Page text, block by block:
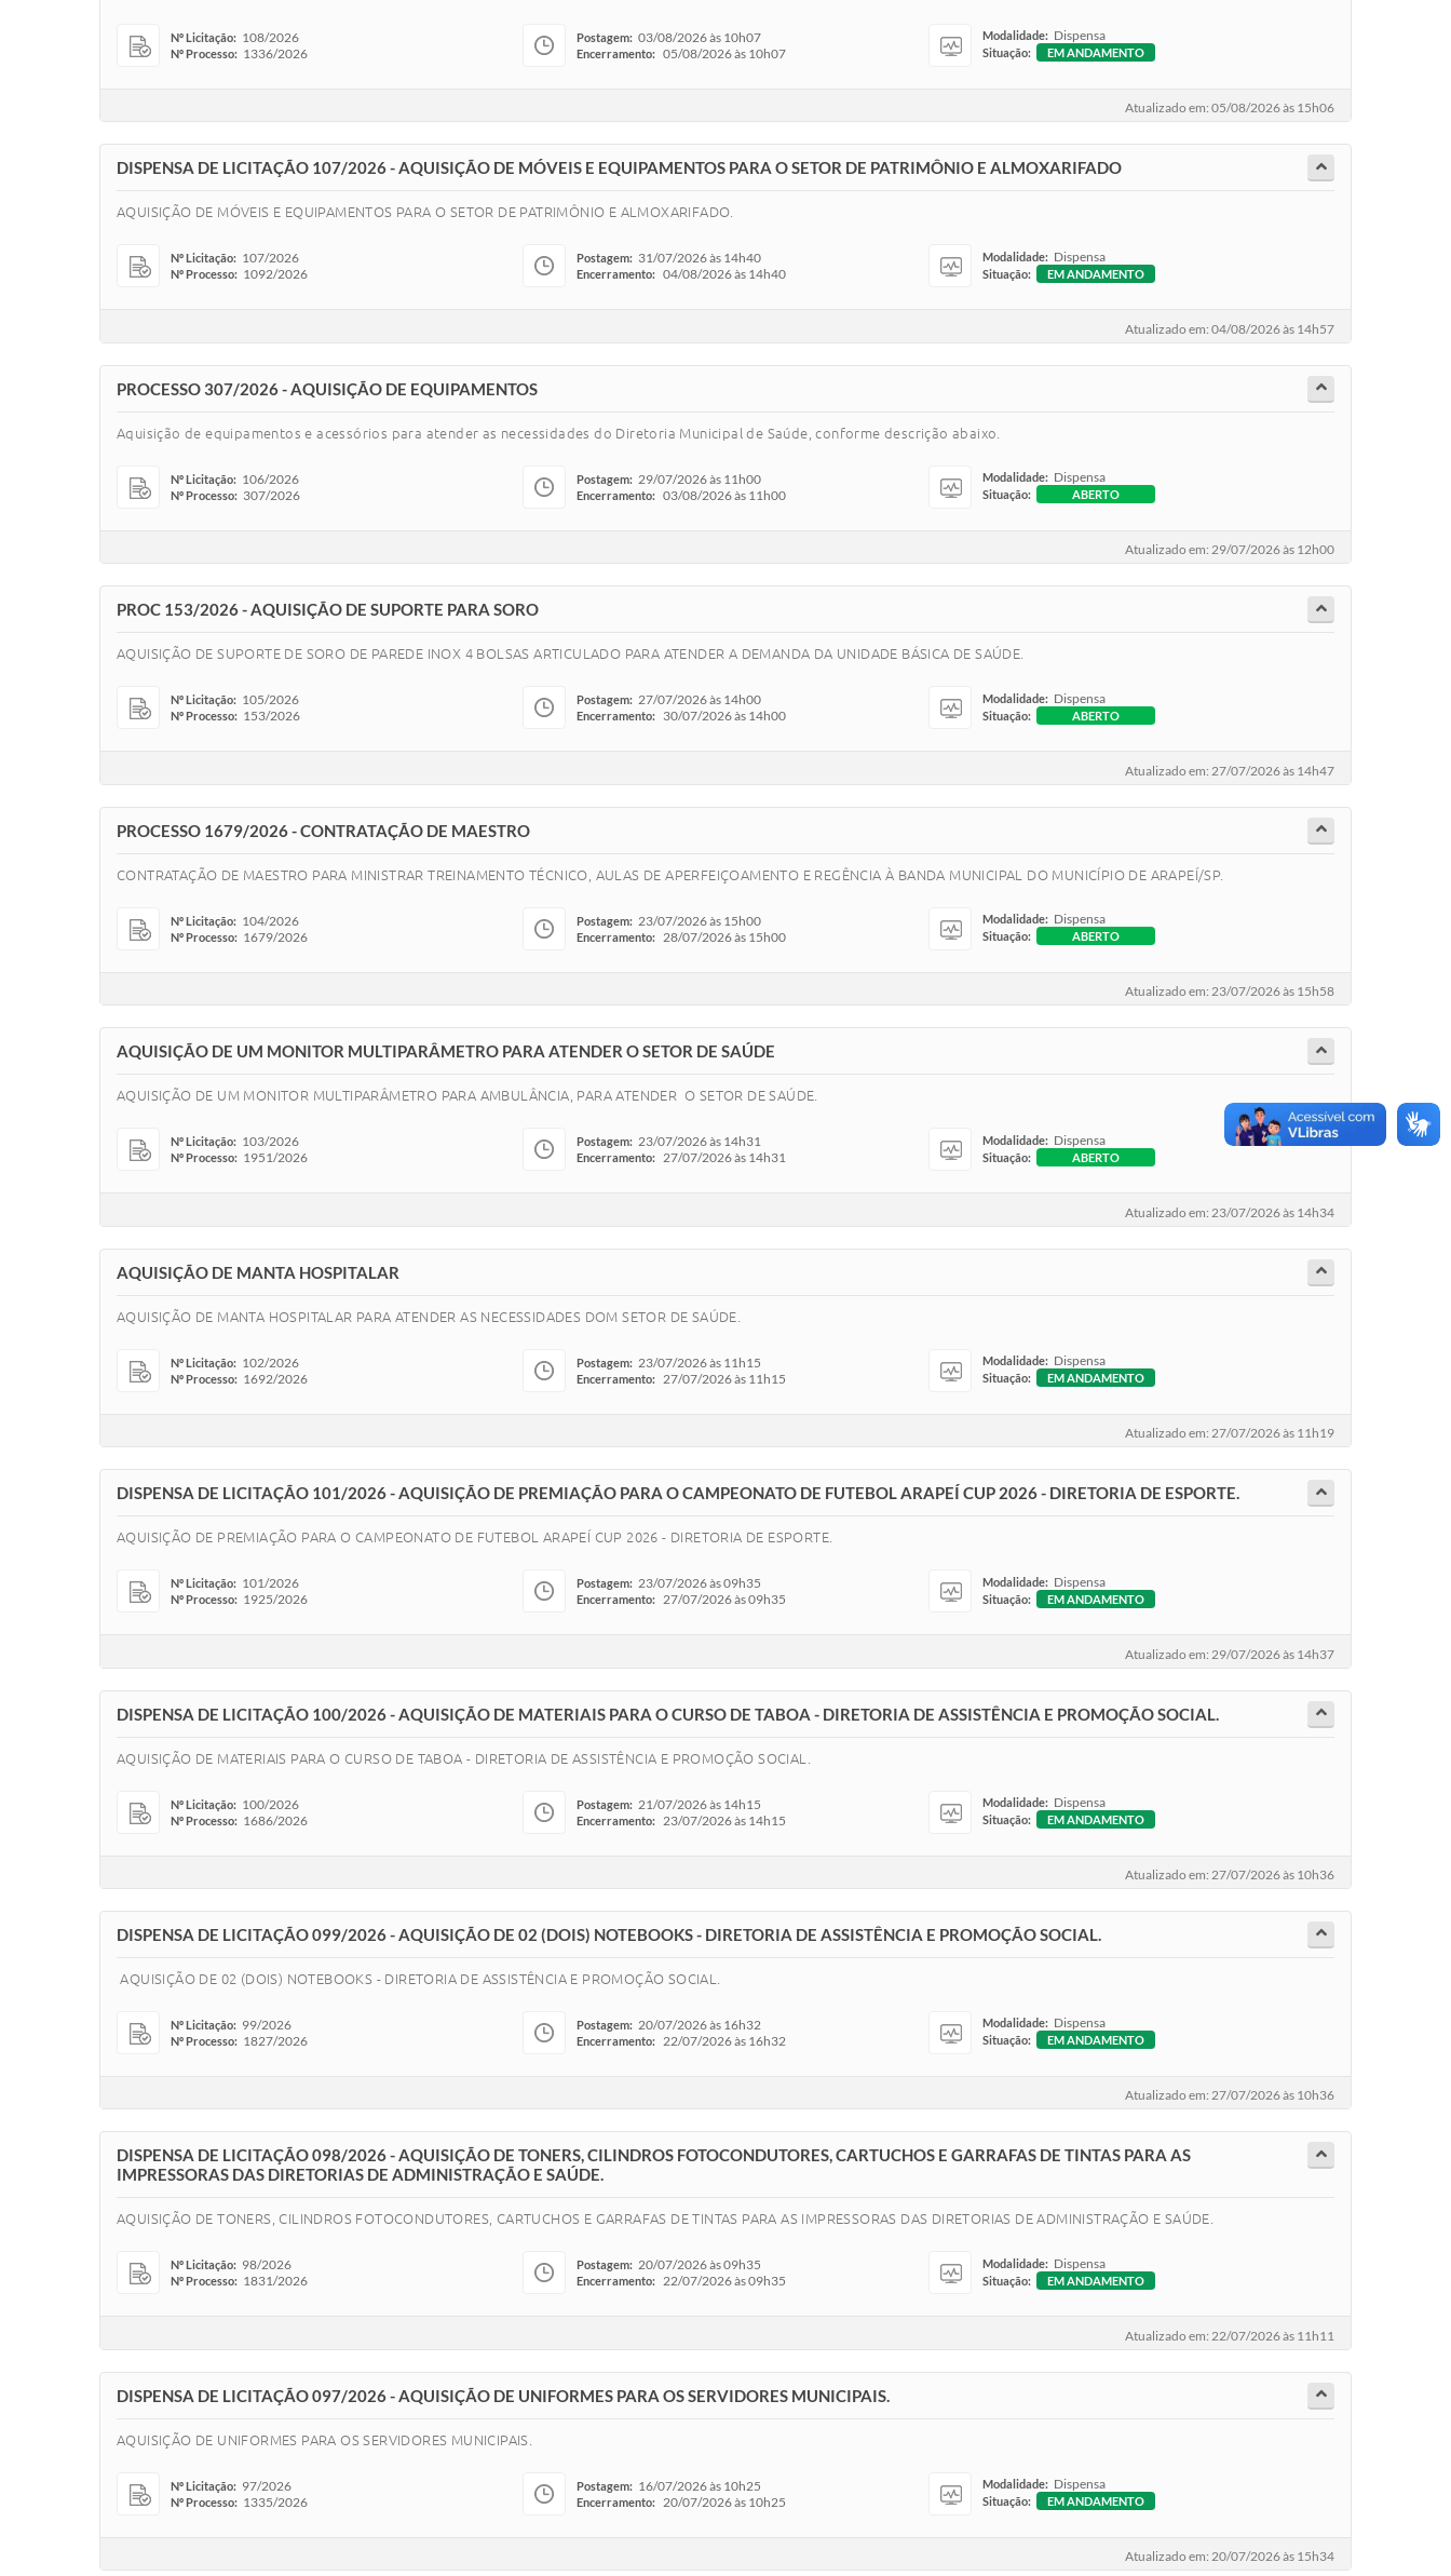
Nº Licitação: 108/2026
Nº Processo: 1336/2026
Postagem: 03/08/2026 às 10h07
Encerramento: 05/08/2026 às 10h07
Modalidade: Dispensa
Situação: EM ANDAMENTO
Atualizado em: 05/08/2026 às 15h06
DISPENSA DE LICITAÇÃO 107/2026 - AQUISIÇÃO DE MÓVEIS E EQUIPAMENTOS PARA O SETOR DE PATRIMÔNIO E ALMOXARIFADO
AQUISIÇÃO DE MÓVEIS E EQUIPAMENTOS PARA O SETOR DE PATRIMÔNIO E ALMOXARIFADO.
Nº Licitação: 107/2026
Nº Processo: 1092/2026
Postagem: 31/07/2026 às 14h40
Encerramento: 04/08/2026 às 14h40
Modalidade: Dispensa
Situação: EM ANDAMENTO
Atualizado em: 04/08/2026 às 14h57
PROCESSO 307/2026 - AQUISIÇÃO DE EQUIPAMENTOS
Aquisição de equipamentos e acessórios para atender as necessidades do Diretoria Municipal de Saúde, conforme descrição abaixo.
Nº Licitação: 106/2026
Nº Processo: 307/2026
Postagem: 29/07/2026 às 11h00
Encerramento: 03/08/2026 às 11h00
Modalidade: Dispensa
Situação: ABERTO
Atualizado em: 29/07/2026 às 12h00
PROC 153/2026 - AQUISIÇÃO DE SUPORTE PARA SORO
AQUISIÇÃO DE SUPORTE DE SORO DE PAREDE INOX 4 BOLSAS ARTICULADO PARA ATENDER A DEMANDA DA UNIDADE BÁSICA DE SAÚDE.
Nº Licitação: 105/2026
Nº Processo: 153/2026
Postagem: 27/07/2026 às 14h00
Encerramento: 30/07/2026 às 14h00
Modalidade: Dispensa
Situação: ABERTO
Atualizado em: 27/07/2026 às 14h47
PROCESSO 1679/2026 - CONTRATAÇÃO DE MAESTRO
CONTRATAÇÃO DE MAESTRO PARA MINISTRAR TREINAMENTO TÉCNICO, AULAS DE APERFEIÇOAMENTO E REGÊNCIA À BANDA MUNICIPAL DO MUNICÍPIO DE ARAPEÍ/SP.
Nº Licitação: 104/2026
Nº Processo: 1679/2026
Postagem: 23/07/2026 às 15h00
Encerramento: 28/07/2026 às 15h00
Modalidade: Dispensa
Situação: ABERTO
Atualizado em: 23/07/2026 às 15h58
AQUISIÇÃO DE UM MONITOR MULTIPARÂMETRO PARA ATENDER O SETOR DE SAÚDE
AQUISIÇÃO DE UM MONITOR MULTIPARÂMETRO PARA AMBULÂNCIA, PARA ATENDER O SETOR DE SAÚDE.
Nº Licitação: 103/2026
Nº Processo: 1951/2026
Postagem: 23/07/2026 às 14h31
Encerramento: 27/07/2026 às 14h31
Modalidade: Dispensa
Situação: ABERTO
Atualizado em: 23/07/2026 às 14h34
AQUISIÇÃO DE MANTA HOSPITALAR
AQUISIÇÃO DE MANTA HOSPITALAR PARA ATENDER AS NECESSIDADES DOM SETOR DE SAÚDE.
Nº Licitação: 102/2026
Nº Processo: 1692/2026
Postagem: 23/07/2026 às 11h15
Encerramento: 27/07/2026 às 11h15
Modalidade: Dispensa
Situação: EM ANDAMENTO
Atualizado em: 27/07/2026 às 11h19
DISPENSA DE LICITAÇÃO 101/2026 - AQUISIÇÃO DE PREMIAÇÃO PARA O CAMPEONATO DE FUTEBOL ARAPEÍ CUP 2026 - DIRETORIA DE ESPORTE.
AQUISIÇÃO DE PREMIAÇÃO PARA O CAMPEONATO DE FUTEBOL ARAPEÍ CUP 2026 - DIRETORIA DE ESPORTE.
Nº Licitação: 101/2026
Nº Processo: 1925/2026
Postagem: 23/07/2026 às 09h35
Encerramento: 27/07/2026 às 09h35
Modalidade: Dispensa
Situação: EM ANDAMENTO
Atualizado em: 29/07/2026 às 14h37
DISPENSA DE LICITAÇÃO 100/2026 - AQUISIÇÃO DE MATERIAIS PARA O CURSO DE TABOA - DIRETORIA DE ASSISTÊNCIA E PROMOÇÃO SOCIAL.
AQUISIÇÃO DE MATERIAIS PARA O CURSO DE TABOA - DIRETORIA DE ASSISTÊNCIA E PROMOÇÃO SOCIAL.
Nº Licitação: 100/2026
Nº Processo: 1686/2026
Postagem: 21/07/2026 às 14h15
Encerramento: 23/07/2026 às 14h15
Modalidade: Dispensa
Situação: EM ANDAMENTO
Atualizado em: 27/07/2026 às 10h36
DISPENSA DE LICITAÇÃO 099/2026 - AQUISIÇÃO DE 02 (DOIS) NOTEBOOKS - DIRETORIA DE ASSISTÊNCIA E PROMOÇÃO SOCIAL.
AQUISIÇÃO DE 02 (DOIS) NOTEBOOKS - DIRETORIA DE ASSISTÊNCIA E PROMOÇÃO SOCIAL.
Nº Licitação: 99/2026
Nº Processo: 1827/2026
Postagem: 20/07/2026 às 16h32
Encerramento: 22/07/2026 às 16h32
Modalidade: Dispensa
Situação: EM ANDAMENTO
Atualizado em: 27/07/2026 às 10h36
DISPENSA DE LICITAÇÃO 098/2026 - AQUISIÇÃO DE TONERS, CILINDROS FOTOCONDUTORES, CARTUCHOS E GARRAFAS DE TINTAS PARA AS
IMPRESSORAS DAS DIRETORIAS DE ADMINISTRAÇÃO E SAÚDE.
AQUISIÇÃO DE TONERS, CILINDROS FOTOCONDUTORES, CARTUCHOS E GARRAFAS DE TINTAS PARA AS IMPRESSORAS DAS DIRETORIAS DE ADMINISTRAÇÃO E SAÚDE.
Nº Licitação: 98/2026
Nº Processo: 1831/2026
Postagem: 20/07/2026 às 09h35
Encerramento: 22/07/2026 às 09h35
Modalidade: Dispensa
Situação: EM ANDAMENTO
Atualizado em: 22/07/2026 às 11h11
DISPENSA DE LICITAÇÃO 097/2026 - AQUISIÇÃO DE UNIFORMES PARA OS SERVIDORES MUNICIPAIS.
AQUISIÇÃO DE UNIFORMES PARA OS SERVIDORES MUNICIPAIS.
Nº Licitação: 97/2026
Nº Processo: 1335/2026
Postagem: 16/07/2026 às 10h25
Encerramento: 20/07/2026 às 10h25
Modalidade: Dispensa
Situação: EM ANDAMENTO
Atualizado em: 20/07/2026 às 15h34